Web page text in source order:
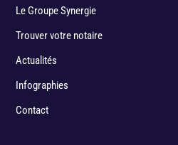
Le Groupe Synergie
Trouver votre notaire
Actualités
Infographies
Contact